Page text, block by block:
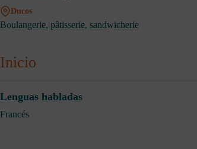
Ducos
Boulangerie, pâtisserie, sandwicherie
Inicio
Lenguas habladas
Francés